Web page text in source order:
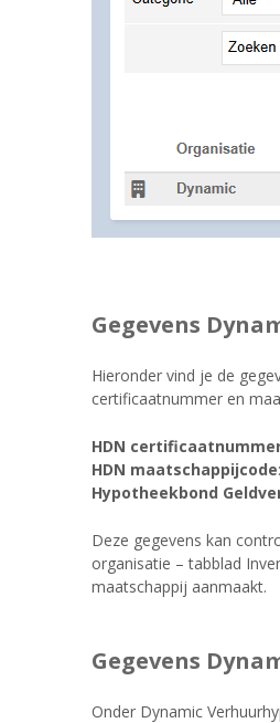
Gegevens
Hieronder vind je de
certificaatnummer en
HDN
HDN maatschappijcode
Hypotheekbond
Deze gegevens kan
organisatie – tabblad
maatschappij aanmaakt.
Gegevens
Onder Dynamic